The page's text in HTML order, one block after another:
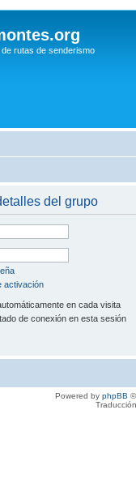
rutas de senderismo
del grupo
activación
en cada visita
de conexión en esta sesión
Powered by phpBB